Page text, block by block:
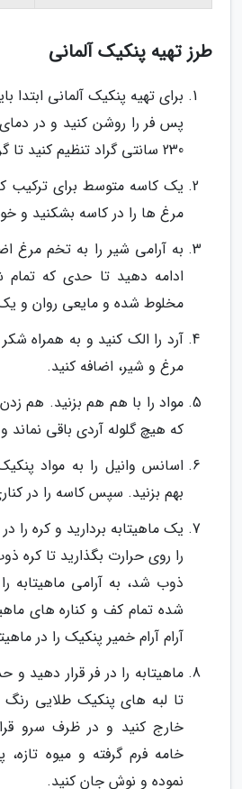
طرز تهیه پنکیک آلمانی
برای تهیه پنکیک آلمانی ابتدا
230 سانتی گراد تنظیم کنید تا گرم گردد.
یک کاسه متوسط برای ترکیب
مرغ ها را در کاسه بشکنید و
به آرامی شیر را به تخم مرغ
ادامه دهید تا حدی که
مخلوط شده و مایعی روان و
آرد را الک کنید و به همراه
مرغ و شیر، اضافه کنید.
مواد را با هم هم بزنید. هم
که هیچ گلوله آردی باقی
اسانس وانیل را به مواد
بهم بزنید. سپس کاسه را در
یک ماهیتابه بردارید و کره را
را روی حرارت بگذارید تا کره
ذوب شد، به آرامی ماهیتابه
شده تمام کف و کناره های
آرام آرام خمیر پنکیک را در
تا لبه های پنکیک طلایی رنگ
خارج کنید و در ظرف سرو
خامه فرم گرفته و میوه تازه،
نموده و نوش جان کنید.